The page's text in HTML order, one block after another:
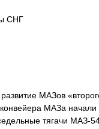
СНГ
МАЗов
МАЗа
тягачи МАЗ-